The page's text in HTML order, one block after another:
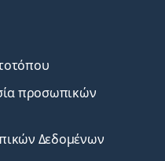
προσωπικών
Δεδομένων